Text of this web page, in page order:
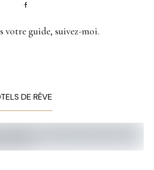
votre guide, suivez-moi.
DE RÊVE